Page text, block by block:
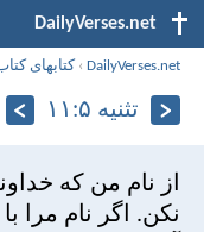
DailyVerses.net
DailyVerses.net
›کتابهای
تثنيه ۵:‏۱۱
از نام من كه
نكن. اگر نام مرا